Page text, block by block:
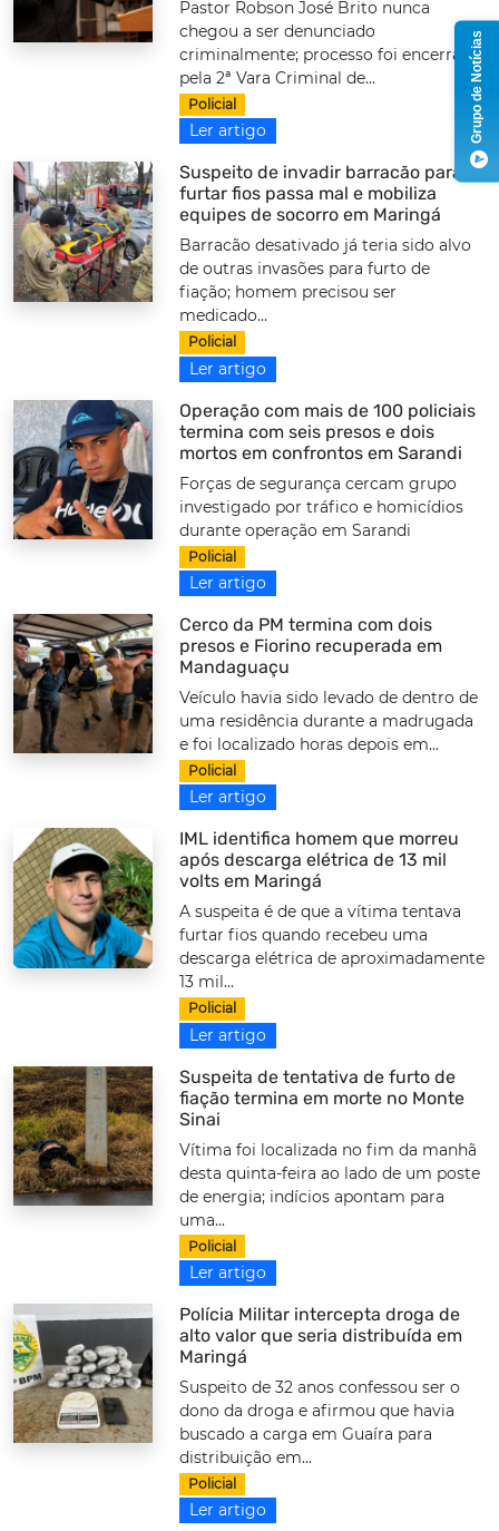
Pastor Robson José Brito nunca
chegou a ser denunciado
criminalmente; processo foi encerrado
pela 2ª Vara Criminal de...
Policial
Ler artigo
Suspeito de invadir barracão para
furtar fios passa mal e mobiliza
equipes de socorro em Maringá
Barracão desativado já teria sido alvo
de outras invasões para furto de
fiação; homem precisou ser
medicado...
Policial
Ler artigo
Operação com mais de 100 policiais
termina com seis presos e dois
mortos em confrontos em Sarandi
Forças de segurança cercam grupo
investigado por tráfico e homicídios
durante operação em Sarandi
Policial
Ler artigo
Cerco da PM termina com dois
presos e Fiorino recuperada em
Mandaguaçu
Veículo havia sido levado de dentro de
uma residência durante a madrugada
e foi localizado horas depois em...
Policial
Ler artigo
IML identifica homem que morreu
após descarga elétrica de 13 mil
volts em Maringá
A suspeita é de que a vítima tentava
furtar fios quando recebeu uma
descarga elétrica de aproximadamente
13 mil...
Policial
Ler artigo
Suspeita de tentativa de furto de
fiação termina em morte no Monte
Sinai
Vítima foi localizada no fim da manhã
desta quinta-feira ao lado de um poste
de energia; indícios apontam para
uma...
Policial
Ler artigo
Polícia Militar intercepta droga de
alto valor que seria distribuída em
Maringá
Suspeito de 32 anos confessou ser o
dono da droga e afirmou que havia
buscado a carga em Guaíra para
distribuição em...
Policial
Ler artigo
Grupo de Notícias